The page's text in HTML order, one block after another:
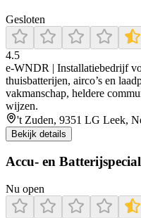
Gesloten
4.5
e‑WNDR | Installatiebedrijf
thuisbatterijen, airco’s en
vakmanschap, heldere
wijzen.
't Zuden, 9351 LG Leek,
Bekijk details
Accu- en
Nu open